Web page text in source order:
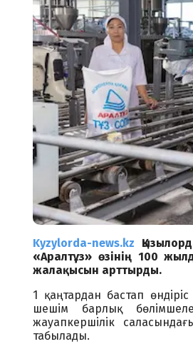
Kyzylorda-news.kz
«Аралтұз» өзінің 100
жалақысын арттырды.
1 қаңтардан бастап
шешім барлық
жауапкершілік
табылады.